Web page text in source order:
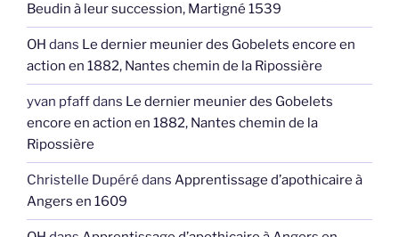
Beudin à leur succession, Martigné 1539
OH dans Le dernier meunier des Gobelets encore en
action en 1882, Nantes chemin de la Ripossière
yvan pfaffdans Le dernier meunier des Gobelets
encore en action en 1882, Nantes chemin de la
Ripossière
Christelle Dupéré dans Apprentissage d’apothicaire à
Angers en 1609